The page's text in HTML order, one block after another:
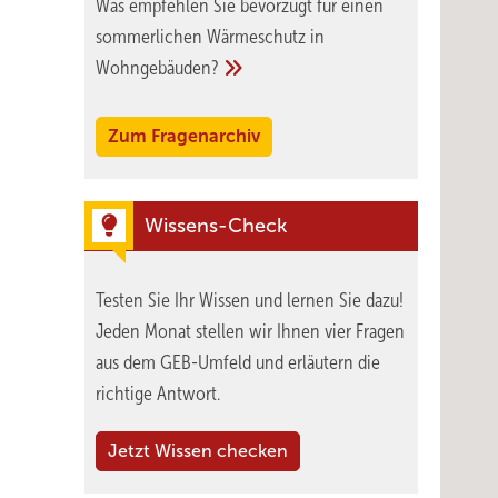
Was empfehlen Sie bevorzugt für einen
sommerlichen Wärmeschutz in
Wohngebäuden?
Zum Fragenarchiv
Wissens-Check
Testen Sie Ihr Wissen und lernen Sie dazu!
Jeden Monat stellen wir Ihnen vier Fragen
aus dem GEB-Umfeld und erläutern die
richtige Antwort.
Jetzt Wissen checken